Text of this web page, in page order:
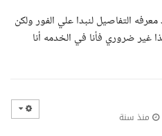
التفاصيل لنبدا علي الفور ولكن
غير ضروري فأنا في الخدمه أنا
منذ سنة